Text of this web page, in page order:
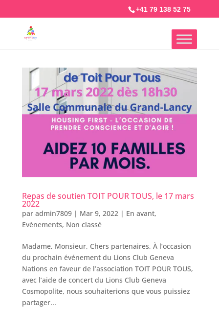
+41 79 138 52 75
Repas de soutien TOIT POUR TOUS, le 17 mars
2022
par admin7809| Mar 9, 2022| En avant,
Evènements, Non classé
Madame, Monsieur, Chers partenaires, À l’occasion
du prochain événement du Lions Club Geneva
Nations en faveur de l’association TOIT POUR TOUS,
avec l’aide de concert du Lions Club Geneva
Cosmopolite, nous souhaiterions que vous puissiez
partager...